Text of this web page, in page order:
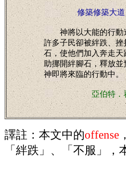
修築修築大
神將以大能的行動
許多子民卻被絆跌、
石，使他們加入奔走
助挪開絆腳石，釋放
神即將來臨的行動中。
亞伯特．
譯註：本文中的offense
「絆跌」、「不服」